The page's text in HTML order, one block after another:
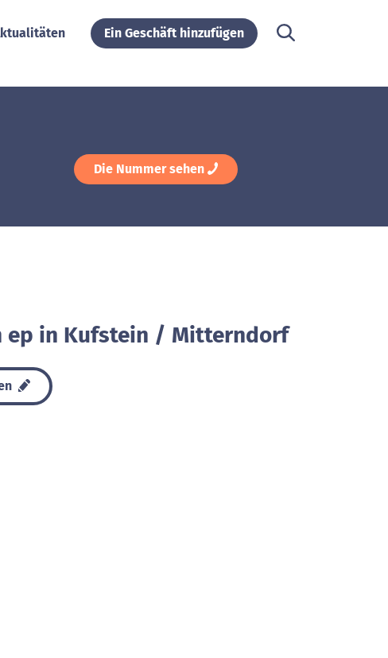
Ein Geschäft hinzufügen
Die Nummer sehen
ep in Kufstein / Mitterndorf